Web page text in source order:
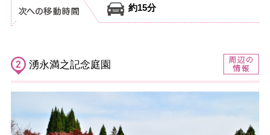
約15分
湧永満之記念庭園